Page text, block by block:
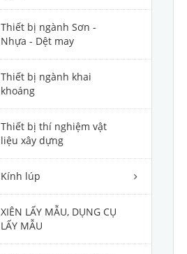
Thiết bị ngành Sơn -
Nhựa - Dệt may
Thiết bị ngành khai
khoáng
Thiết bị thí nghiệm vật
liệu xây dựng
Kính lúp
XIÊN LẤY MẪU, DỤNG CỤ
LẤY MẪU